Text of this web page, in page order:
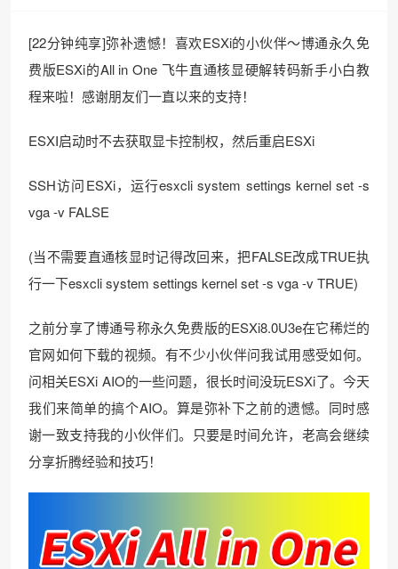
[22分钟纯享]弥补遗憾！喜欢ESXi的小伙伴～博通永久免
费版ESXi的All in One 飞牛直通核显硬解转码新手小白教
程来啦！感谢朋友们一直以来的支持！
ESXI启动时不去获取显卡控制权，然后重启ESXi
SSH访问ESXi，运行esxcli system settings kernel set -s
vga -v FALSE
(当不需要直通核显时记得改回来，把FALSE改成TRUE执
行一下esxcli system settings kernel set -s vga -v TRUE)
之前分享了博通号称永久免费版的ESXi8.0U3e在它稀烂的
官网如何下载的视频。有不少小伙伴问我试用感受如何。
问相关ESXi AIO的一些问题，很长时间没玩ESXi了。今天
我们来简单的搞个AIO。算是弥补下之前的遗憾。同时感
谢一致支持我的小伙伴们。只要是时间允许，老高会继续
分享折腾经验和技巧！